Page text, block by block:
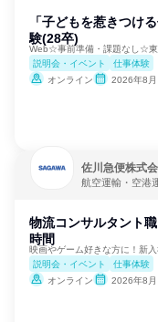
「子どもを惹きつけ
験(28卒)
Web☆事前準備・課題なし☆東
説明会・イベント
仕事体験
オンライン
2026年8月
佐川急便株式
航空運輸・空港
物流コンサルタント
時間
映画やゲーム好きな方に！新
説明会・イベント
仕事体験
オンライン
2026年8月